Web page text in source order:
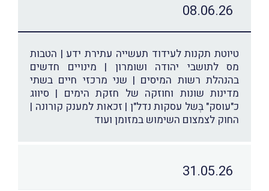
08.06.26
טיוטת תקנות לעידוד תעשייה עתירת ידע | הטבות
מס לתושבי יהודה ושומרון | מינויים חדשים
בהנהלת רשות המיסים | שני מרכזי חיים בשתי
מדינות שונות וחוזקה של חזקת הימים | סיווג
כ"עוסק" בְּשל עסקות נדל"ן | זכאות למענק קורונה |
החוק לצמצום השימוש במזומן ועוד
31.05.26